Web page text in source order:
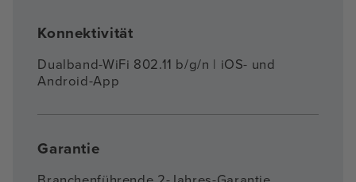
Konnektivität
Dualband-WiFi 802.11 b/g/n | iOS- und
Android-App
Garantie